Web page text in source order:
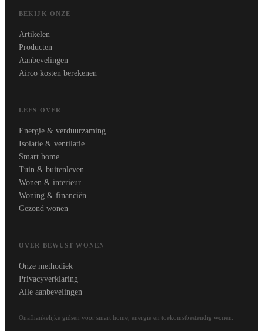
BEKIJK ONZE
Artikelen
Producten
Aanbevelingen
Airco kosten berekenen
LEES OVER
Energie & verduurzaming
Isolatie & ventilatie
Smart home
Tuin & buitenleven
Wonen & interieur
Woning & financiën
Gezond wonen
OVER BEWUST WONEN
Onze methodiek
Privacyverklaring
Alle aanbevelingen
Onafhankelijke gidsen voor smart home, energie en toekomstbestendig wonen.